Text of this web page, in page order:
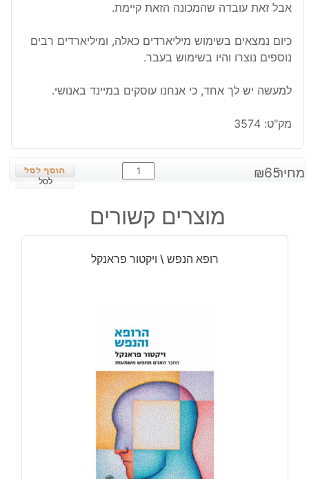
אבל זאת עובדה שהמכונה הזאת קיימת.
כיום נמצאים בשימוש מיליארדים כאלה, ומיליארדים רבים
נוספים נוצרו והיו בשימוש בעבר.
למעשה יש לך אחד, כי אנחנו עוסקים במיינד באנושי.
מק"ט: 3574
מחיר: ₪65
כמות
של
של
מדע
ל.
לסל
מוצרים קשורים
רופא הנפש \ ויקטור פראנקל